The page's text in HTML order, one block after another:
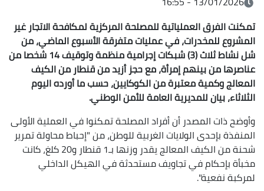
تمكنت الفرق العملياتية للمصلحة المركزية لمكافحة الاتجار غير
المشروع للمخدرات، في عمليات متفرقة الأسبوع الماضي، من
شل نشاط ثلاث (3) شبكات إجرامية منظمة وتوقيف 14 شخصا من
عناصرها من بينهم إمرأة، مع حجز أزيد من قنطار من الكيف
المعالج وكمية معتبرة من الكوكايين، حسب ما أورده اليوم
الثلاثاء، بيان للمديرية العامة للأمن الوطني.
وأوضح ذات المصدر أن أفراد المصلحة تمكنوا في العملية الأولى
المنفذة بإحدى الولايات الغربية للوطن، من "إحباط محاولة تمرير
شحنة من الكيف المعالج يقدر وزنها بـ1 قنطار و20 كلغ، كانت
مخبأة بإحكام في تجاويف مستحدثة في الهيكل الداخلي
لمركبة نفعية".